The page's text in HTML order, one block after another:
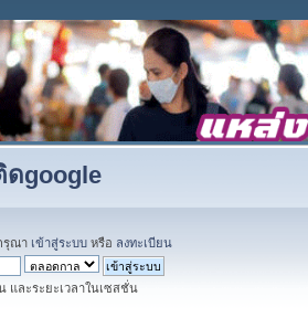
ดgoogle
รุณา เข้าสู่ระบบ หรือ ลงทะเบียน
และระยะเวลาในเซสชั่น